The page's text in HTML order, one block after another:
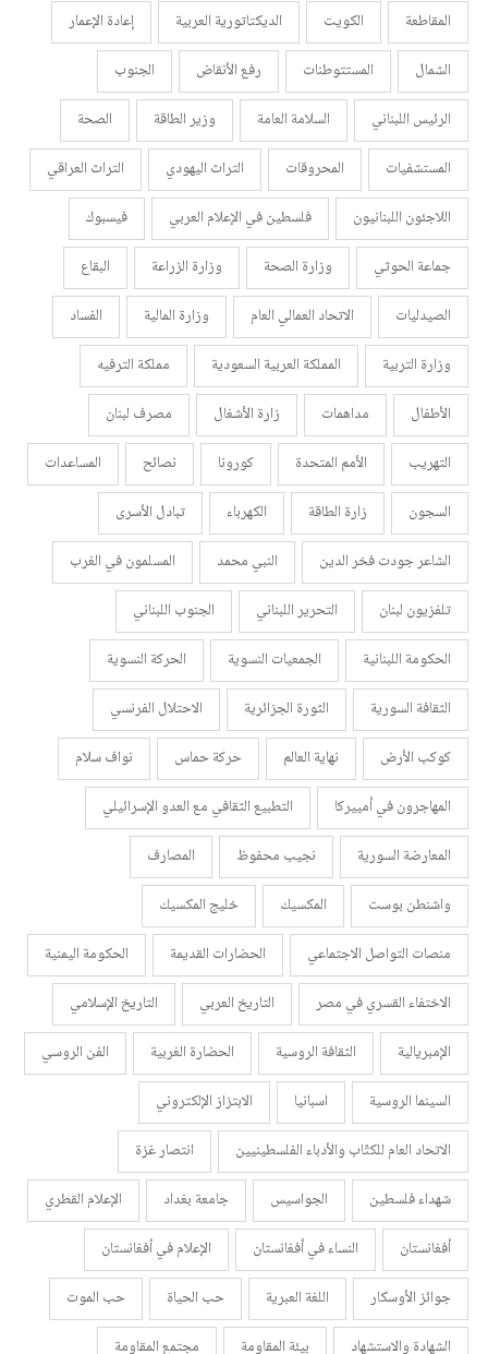
المقاطعة
الكويت الديكتاتورية العربية
إعادة الإعمار
الشمال
المستتوطنات رفع الأنقاض
الجنوب
الرئيس اللبناني
السلامة العامة وزير الطاقة
الصحة
المستشفيات
المحروقات التراث اليهودي
التراث العراقي
اللاجئون اللبنانيون
فلسطين في الإعلام العربي
فيسبوك
جماعة الحوثي
وزارة الصحة وزارة الزراعة
البقاع
الصيدليات
الاتحاد العمالي العام وزارة المالية
الفساد
وزارة التربية
المملكة العربية السعودية
مملكة الترفيه
الأطفال
مداهمات زارة الأشغال
مصرف لبنان
التهريب
الأمم المتحدة كورونا نصائح
المساعدات
السجون
زارة الطاقة الكهرباء
تبادل الأسرى
الشاعر جودت فخر الدين
النبي محمد
المسلمون في الغرب
تلفزيون لبنان
التحرير اللبناني
الجنوب اللبناني
الحكومة اللبنانية
الجمعيات النسوية
الحركة النسوية
الثقافة السورية
الثورة الجزائرية
الاحتلال الفرنسي
كوكب الأرض
نهاية العالم حركة حماس
نواف سلام
المهاجرون في أمييركا
التطبيع الثقافي مع العدو الإسرائيلي
المعارضة السورية
نجيب محفوظ
المصارف
واشنطن بوست
المكسيك
خليج المكسيك
منصات التواصل الاجتماعي
الحضارات القديمة
الحكومة اليمنية
الاختفاء القسري في مصر
التاريخ العربي
التاريخ الإسلامي
الإمبريالية
الثقافة الروسية الحضارة الغربية
الفن الروسي
السينما الروسية
اسبانيا
الابتزاز الإلكتروني
الاتحاد العام للكتّاب والأدباء الفلسطينيين
انتصار غزة
شهداء فلسطين
الجواسيس جامعة بغداد
الإعلام القطري
أفغانستان
النساء في أفغانستان
الإعلام في أفغانستان
جوائز الأوسكار
اللغة العبرية حب الحياة
حب الموت
الشهادة والاستشهاد
بيئة المقاومة
مجتمع المقاومة